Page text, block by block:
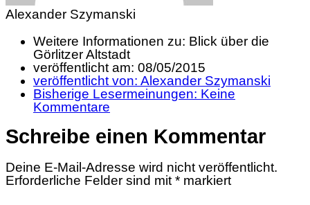
Alexander Szymanski
Weitere Informationen zu: Blick über die
Görlitzer Altstadt
veröffentlicht am: 08/05/2015
veröffentlicht von: Alexander Szymanski
Bisherige Lesermeinungen: Keine
Kommentare
Schreibe einen Kommentar
Deine E-Mail-Adresse wird nicht veröffentlicht.
Erforderliche Felder sind mit * markiert